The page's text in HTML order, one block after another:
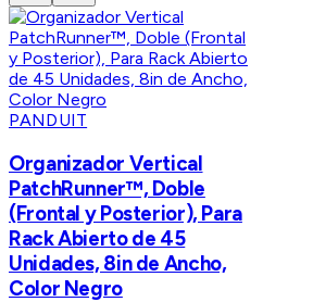
PANDUIT
Organizador Vertical
PatchRunner™, Doble
(Frontal y Posterior), Para
Rack Abierto de 45
Unidades, 8in de Ancho,
Color Negro